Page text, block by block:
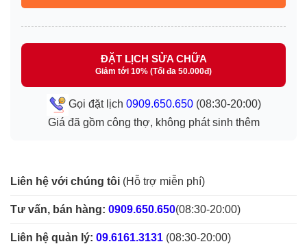
ĐẶT LỊCH SỬA CHỮA
Giảm tới 10% (Tối đa 50.000đ)
Gọi đặt lịch 0909.650.650(08:30-20:00)
Giá đã gồm công thợ, không phát sinh thêm
Liên hệ với chúng tôi (Hỗ trợ miễn phí)
Tư vấn, bán hàng: 0909.650.650(08:30-20:00)
Liên hệ quản lý: 09.6161.3131 (08:30-20:00)